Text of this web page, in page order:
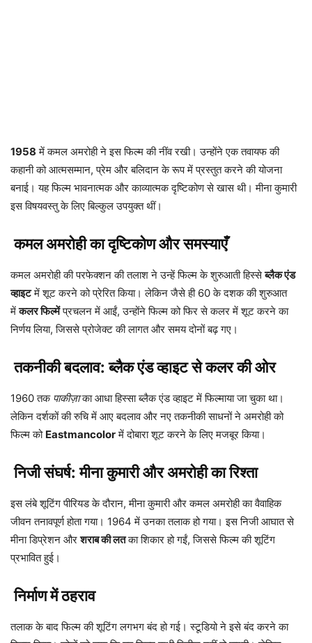
1958 में कमल अमरोही ने इस फिल्म की नींव रखी। उन्होंने एक तवायफ की
कहानी को आत्मसम्मान, प्रेम और बलिदान के रूप में प्रस्तुत करने की योजना
बनाई। यह फिल्म भावनात्मक और काव्यात्मक दृष्टिकोण से खास थी। मीना कुमारी
इस विषयवस्तु के लिए बिल्कुल उपयुक्त थीं।
कमल अमरोही का दृष्टिकोण और समस्याएँ
कमल अमरोही की परफेक्शन की तलाश ने उन्हें फिल्म के शुरुआती हिस्सेब्लैक एंड
व्हाइटमें शूट करने को प्रेरित किया। लेकिन जैसे ही 60 के दशक की शुरुआत
मेंकलर फिल्मेंप्रचलन में आईं, उन्होंने फिल्म को फिर से कलर में शूट करने का
निर्णय लिया, जिससे प्रोजेक्ट की लागत और समय दोनों बढ़ गए।
तकनीकी बदलाव: ब्लैक एंड व्हाइट से कलर की ओर
1960 तक पाकीज़ाका आधा हिस्सा ब्लैक एंड व्हाइट में फिल्माया जा चुका था।
लेकिन दर्शकों की रुचि में आए बदलाव और नए तकनीकी साधनों ने अमरोही को
फिल्म को Eastmancolorमें दोबारा शूट करने के लिए मजबूर किया।
निजी संघर्ष: मीना कुमारी और अमरोही का रिश्ता
इस लंबे शूटिंग पीरियड के दौरान, मीना कुमारी और कमल अमरोही का वैवाहिक
जीवन तनावपूर्ण होता गया। 1964 में उनका तलाक हो गया। इस निजी आघात से
मीना डिप्रेशन औरशराब की लतका शिकार हो गईं, जिससे फिल्म की शूटिंग
प्रभावित हुई।
निर्माण में ठहराव
तलाक के बाद फिल्म की शूटिंग लगभग बंद हो गई। स्टूडियो ने इसे बंद करने का